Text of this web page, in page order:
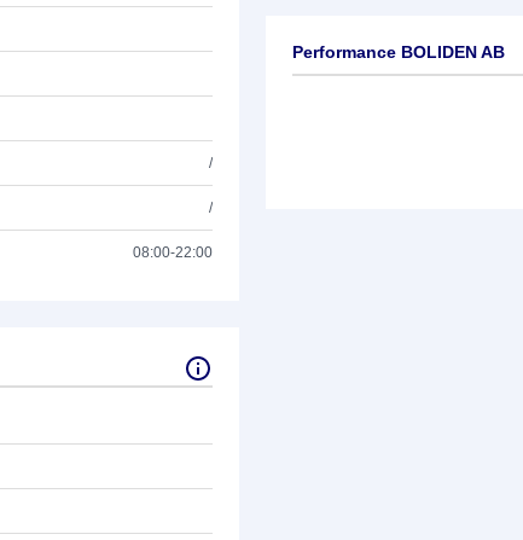
/
/
08:00-22:00
Performance BOLIDEN AB